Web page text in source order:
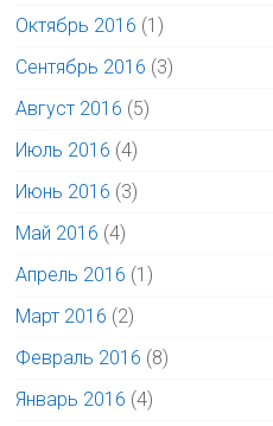
Октябрь 2016 (1)
Сентябрь 2016 (3)
Август 2016 (5)
Июль 2016 (4)
Июнь 2016 (3)
Май 2016 (4)
Апрель 2016 (1)
Март 2016 (2)
Февраль 2016 (8)
Январь 2016 (4)